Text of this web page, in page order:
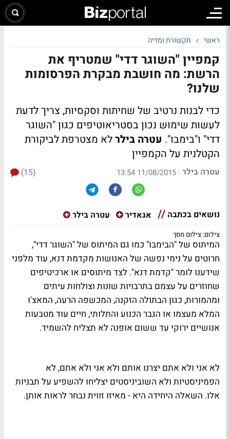
ראשי תקשורת ומדיה
קמפיין "השוגר דדי" שמטריף את
הרשת: מה חושבת מבקרת הפרסומות
שלנו?
כדי לבנות נרטיב של שחיתות וסקסיות, צריך לדעת
לעשות שימוש נכון בסטריאוטיפים כגון "השוגר
דדי" ו"בימבו". עטרה בילרלא מצטרפת לביקורת
הקטלנית על הקמפיין
עטרה בילר |
11/08/2015 13:54
(15)
נושאים בכתבה אגאדיר עטרה בילר
צילום: צילום מסך
המיתוס של "הבימבו" כמו גם המיתוס של "השוגר דדי",
חרוטים על נימי נפשה של האנושות מקדמת דנא, עוד מלפני
שידענו לומר "קדמת דנא". לצד מיתוסים או ארכיטיפים
שחוזרים על עצמם בתרבויות שונות וצולחות עיתים
ומהמורות, כגון הבתולה הזקנה, המכשפה הרעה, המאצ'ו
המלא מעצמו או הגבר הכנוע והתלותי, חיים עוד מטבעות
אנושיים ירוקי עד ששום אופנה לא תצליח להשמיד.
לא אני ולא אתם יצרנו אותם ולא אני ולא אתם, לא
הפמיניסטיות ולא השוביניסטים יצליחו להשפיע על תבניות
אלו. השאלה היחידה היא - מאיזו זווית נבחר לראות אותן.